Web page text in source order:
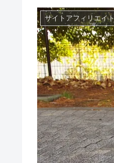
サイトアフィリエイト